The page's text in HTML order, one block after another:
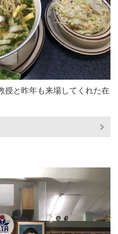
授と昨年も来場してくれた在